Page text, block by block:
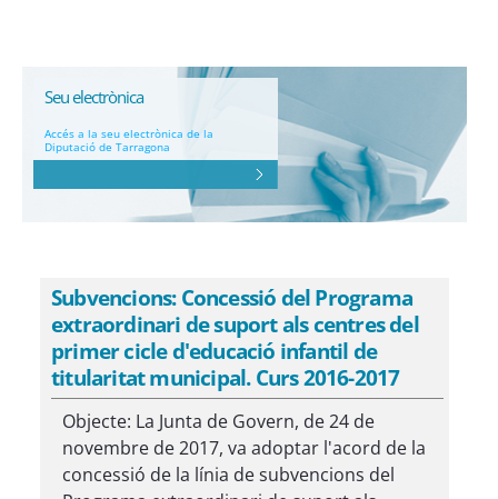
Seu electrònica
Accés a la seu electrònica de la
Diputació de Tarragona
Subvencions: Concessió del Programa
extraordinari de suport als centres del
primer cicle d'educació infantil de
titularitat municipal. Curs 2016-2017
Objecte: La Junta de Govern, de 24 de
novembre de 2017, va adoptar l'acord de la
concessió de la línia de subvencions del